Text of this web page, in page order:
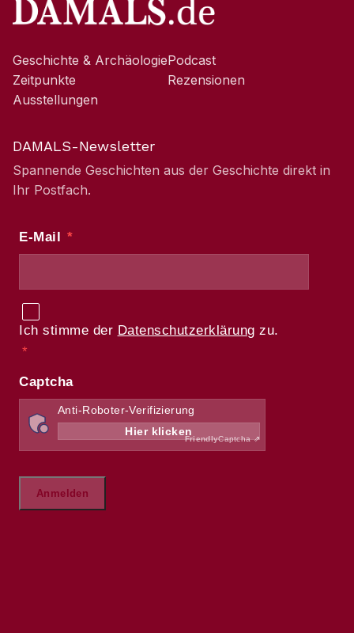
Geschichte & Archäologie
Zeitpunkte
Ausstellungen
Podcast
Rezensionen
DAMALS-Newsletter
Spannende Geschichten aus der Geschichte direkt in
Ihr Postfach.